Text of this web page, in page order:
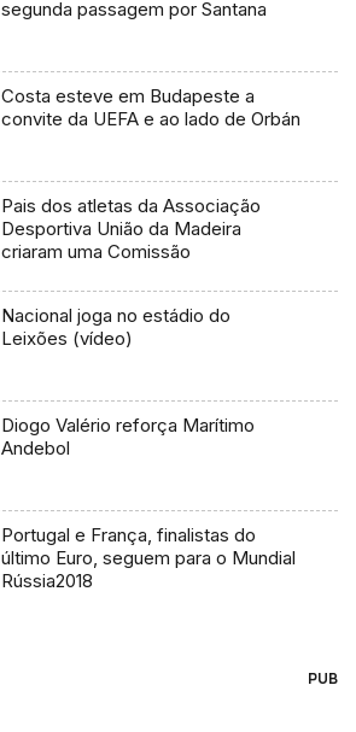
segunda passagem por Santana
Costa esteve em Budapeste a
convite da UEFA e ao lado de Orbán
Pais dos atletas da Associação
Desportiva União da Madeira
criaram uma Comissão
Nacional joga no estádio do
Leixões (vídeo)
Diogo Valério reforça Marítimo
Andebol
Portugal e França, finalistas do
último Euro, seguem para o Mundial
Rússia2018
PUB